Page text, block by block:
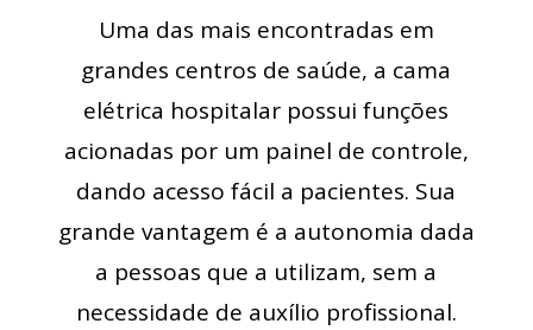
Uma das mais encontradas em
grandes centros de saúde, a cama
elétrica hospitalar possui funções
acionadas por um painel de controle,
dando acesso fácil a pacientes. Sua
grande vantagem é a autonomia dada
a pessoas que a utilizam, sem a
necessidade de auxílio profissional.